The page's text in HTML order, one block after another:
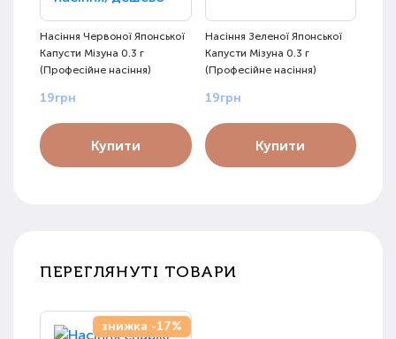
Насіння Червоної Японської
Капусти Мізуна 0.3 г
(Професійне насіння)
19грн
Купити
Насіння Зеленої Японської
Капусти Мізуна 0.3 г
(Професійне насіння)
19грн
Купити
ПЕРЕГЛЯНУТІ ТОВАРИ
знижка -17%